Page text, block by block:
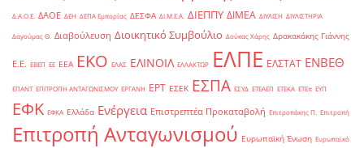
Δ.Α.Ο.Ε. ΔΑΟΕ ΔΕΗ ΔΕΠΑ Εμπορίας ΔΕΣΦΑ ΔΙ.Μ.Ε.Α. ΔΙΕΠΠΥ ΔΙΜΕΑ ΔΙΥΛΙΣΗ ΔΙΥΛΙΣΤΗΡΙΑ
Δαγούμας Θ. Διαβούλευση Διοικητικό Συμβούλιο Δούκας Χάρης Δρακακάκης Γιάννης
Ε.Ε. ΕΒΕΠ ΕΕ ΕΕΑ ΕΚΟ ΕΛΑΣ ΕΛΙΝΟΙΛ ΕΛΛΑΚΤΩΡ ΕΛΠΕ ΕΛΣΤΑΤ ΕΝΒΕΘ
ΕΠΑΝΤ ΕΠΙΤΡΟΠΗ ΑΝΤΑΓΩΝΙΣΜΟΥ ΕΡΓΑΝΗ ΕΡΤ ΕΣΕΚ ΕΣΠΑ ΕΣΥΔ ΕΤΕΑΕΠ ΕΤΕΚΑ ΕΤΕπ ΕΥΠ
ΕΦΚ ΕΦΚΑ Ελλάδα Ενέργεια Επιστρεπτέα Προκαταβολή Επιτροπάκης Π. Επιτροπή
Επιτροπή Ανταγωνισμού Ευρωπαϊκή Ένωση Ευρωπαϊκό